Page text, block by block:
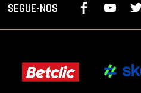
SEGUE-NOS